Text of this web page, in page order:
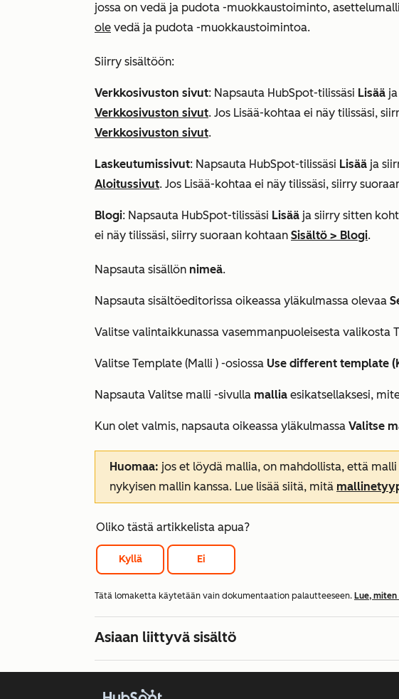
jossa on vedä ja pudota -muokkaustoiminto,
ole vedä ja pudota -muokkaustoimintoa.
Siirry sisältöön:
Verkkosivuston sivut: Napsauta HubSpot-tilissäsi Lisää
Verkkosivuston sivut. Jos Lisää-kohtaa ei näy tilissäsi,
Verkkosivuston sivut.
Laskeutumissivut: Napsauta HubSpot-tilissäsi Lisää ja
Aloitussivut. Jos Lisää-kohtaa ei näy tilissäsi, siirry
Blogi: Napsauta HubSpot-tilissäsi Lisää ja siirry sitten
ei näy tilissäsi, siirry suoraan kohtaan Sisältö > Blogi.
Napsauta sisällön nimeä.
Napsauta sisältöeditorissa oikeassa yläkulmassa olevaa
Valitse valintaikkunassa vasemmanpuoleisesta valikosta
Valitse Template (Malli ) -osiossa Use different template
Napsauta Valitse malli -sivulla mallia esikatsellaksesi,
Kun olet valmis, napsauta oikeassa yläkulmassa Valitse
Huomaa: jos et löydä mallia, on mahdollista, että
nykyisen mallin kanssa. Lue lisää siitä, mitä
Oliko tästä artikkelista apua?
Kyllä Ei
Tätä lomaketta käytetään vain dokumentaation palautteeseen. Lue,
Asiaan liittyvä sisältö